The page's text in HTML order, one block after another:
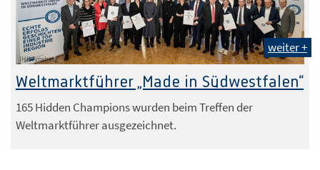
IHK Arnsberg
weiter +
Weltmarktführer „Made in Südwestfalen“
165 Hidden Champions wurden beim Treffen der
Weltmarktführer ausgezeichnet.